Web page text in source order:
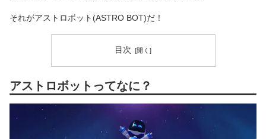
それがアストロボット(ASTRO BOT)だ！
目次
アストロボットってなに？